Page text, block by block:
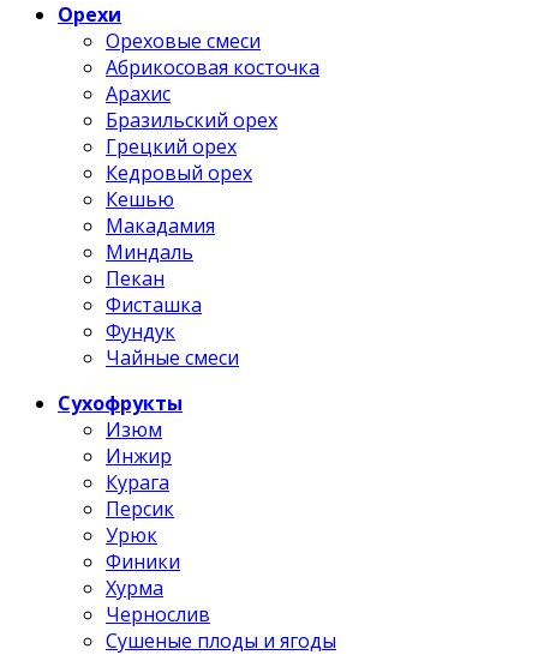
Орехи
Ореховые смеси
Абрикосовая косточка
Арахис
Бразильский орех
Грецкий орех
Кедровый орех
Кешью
Макадамия
Миндаль
Пекан
Фисташка
Фундук
Чайные смеси
Сухофрукты
Изюм
Инжир
Курага
Персик
Урюк
Финики
Хурма
Чернослив
Сушеные плоды и ягоды